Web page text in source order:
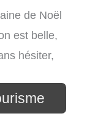
de Noël
est belle,
hésiter,